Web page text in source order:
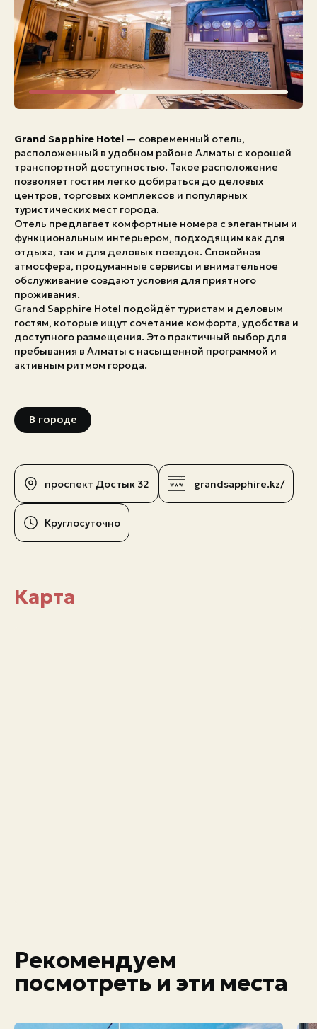
Grand Sapphire Hotel — современный отель,
расположенный в удобном районе Алматы с хорошей
транспортной доступностью. Такое расположение
позволяет гостям легко добираться до деловых
центров, торговых комплексов и популярных
туристических мест города.
Отель предлагает комфортные номера с элегантным и
функциональным интерьером, подходящим как для
отдыха, так и для деловых поездок. Спокойная
атмосфера, продуманные сервисы и внимательное
обслуживание создают условия для приятного
проживания.
Grand Sapphire Hotel подойдёт туристам и деловым
гостям, которые ищут сочетание комфорта, удобства и
доступного размещения. Это практичный выбор для
пребывания в Алматы с насыщенной программой и
активным ритмом города.
В городе
проспект Достык 32 grandsapphire.kz/
Круглосуточно
Карта
Рекомендуем
посмотреть и эти места
Экстренные номера